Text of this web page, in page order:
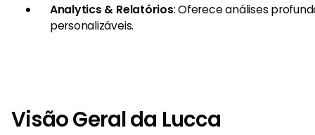
Analytics & Relatórios: Oferece análises
personalizáveis.
Visão Geral da Lucca